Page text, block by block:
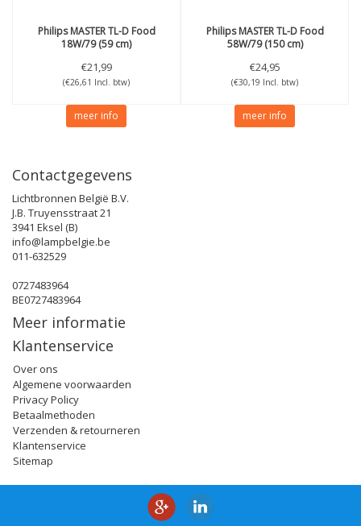
PhilipsMASTER TL-D Food
18W/79 (59 cm)
€21,99
(€26,61 Incl. btw)
meer info
PhilipsMASTER TL-D Food
58W/79 (150 cm)
€24,95
(€30,19 Incl. btw)
meer info
Contactgegevens
Lichtbronnen België B.V.
J.B. Truyensstraat 21
3941 Eksel (B)
info@lampbelgie.be
011-632529
0727483964
BE0727483964
Meer informatie
Klantenservice
Over ons
Algemene voorwaarden
Privacy Policy
Betaalmethoden
Verzenden & retourneren
Klantenservice
Sitemap